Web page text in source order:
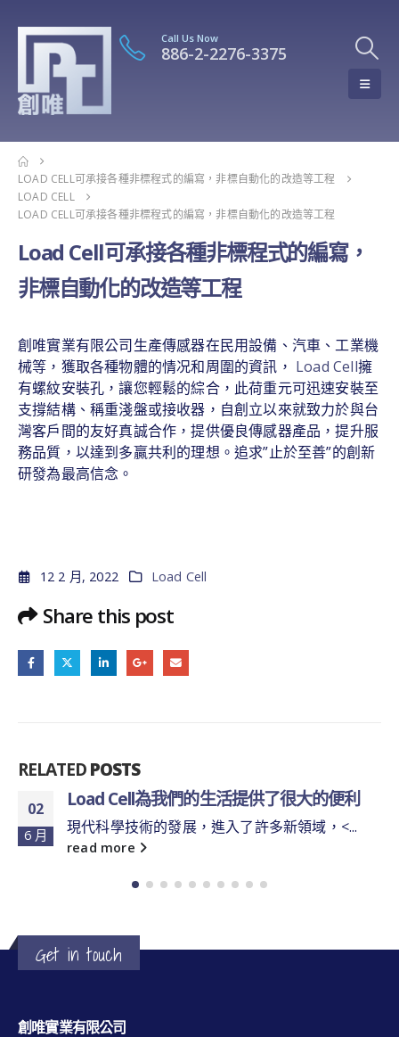
Call Us Now
886-2-2276-3375
LOAD CELL可承接各種非標程式的編寫，非標自動化的改造等工程
LOAD CELL
LOAD CELL可承接各種非標程式的編寫，非標自動化的改造等工程
Load Cell可承接各種非標程式的編寫，
非標自動化的改造等工程
創唯實業有限公司生產傳感器在民用設備、汽車、工業機
械等，獲取各種物體的情况和周圍的資訊， Load Cell擁
有螺紋安裝孔，讓您輕鬆的綜合，此荷重元可迅速安裝至
支撐結構、稱重淺盤或接收器，自創立以來就致力於與台
灣客戶間的友好真誠合作，提供優良傳感器產品，提升服
務品質，以達到多贏共利的理想。追求”止於至善”的創新
研發為最高信念。
12 2 月, 2022 Load Cell
Share this post
RELATEDPOSTS
02
6 月
Load Cell為我們的生活提供了很大的便利
現代科學技術的發展，進入了許多新領域，<...
read more
Get in touch
創唯實業有限公司